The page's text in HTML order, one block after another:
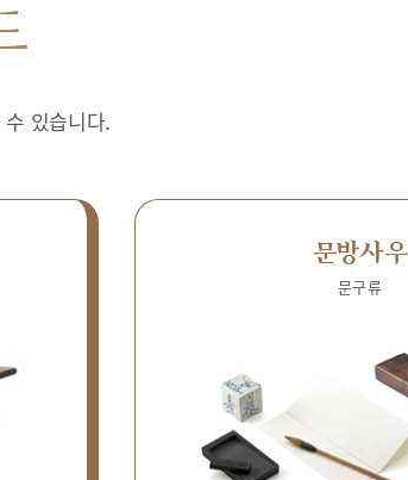
있습니다.
문방사우
문구류